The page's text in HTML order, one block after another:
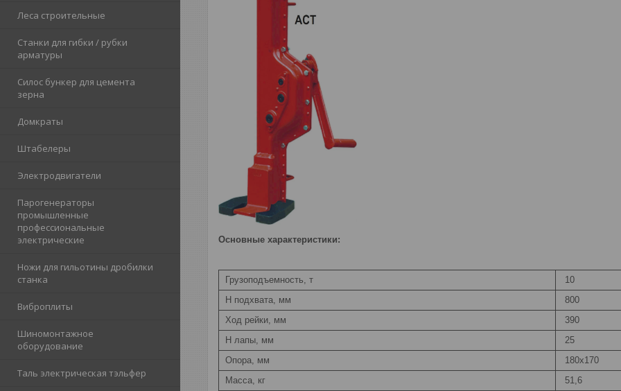
Леса строительные
Станки для гибки / рубки
арматуры
Силос бункер для цемента
зерна
Домкраты
Штабелеры
Электродвигатели
Парогенераторы
промышленные
профессиональные
электрические
Ножи для гильотины дробилки
станка
Виброплиты
Шиномонтажное
оборудование
Таль электрическая тэльфер
Основные характеристики:
Грузоподъемность, т
10
H подхвата, мм
800
Ход рейки, мм
390
Н лапы, мм
25
Опора, мм
180х170
Масса, кг
51,6